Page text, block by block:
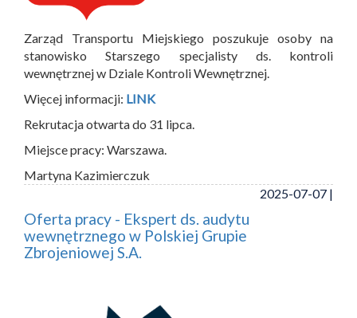
Zarząd Transportu Miejskiego poszukuje osoby na
stanowisko Starszego specjalisty ds. kontroli
wewnętrznej w Dziale Kontroli Wewnętrznej.
Więcej informacji: LINK
Rekrutacja otwarta do 31 lipca.
Miejsce pracy: Warszawa.
Martyna Kazimierczuk
2025-07-07 |
Oferta pracy - Ekspert ds. audytu
wewnętrznego w Polskiej Grupie
Zbrojeniowej S.A.